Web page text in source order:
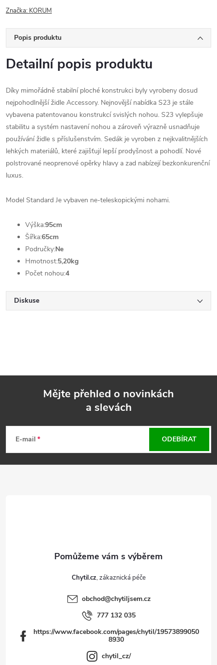
Značka: KORUM
Popis produktu
Detailní popis produktu
Díky mimořádně stabilní ploché konstrukci byly vyrobeny dosud
nejpohodlnější židle Accessory. Nejnovější nabídka S23 je stále
vybavena patentovanou konstrukcí svislých nohou. S23 vylepšuje
stabilitu a systém nastavení nohou a zároveň výrazně usnadňuje
používání židle s příslušenstvím. Sedák je vyroben z nejkvalitnějších
lehkých materiálů, které zajišťují lepší prodyšnost a pohodlí. Nové
polstrované neoprenové opěrky hlavy a zad nabízejí bezkonkurenční
luxus.
Model Standard Je vybaven ne-teleskopickými nohami.
Výška:95cm
Šířka:65cm
Područky:Ne
Hmotnost:5,20kg
Počet nohou:4
Diskuse
p
Mějte přehled o novinkách
a slevách
E-mail ODEBÍRAT
Chytil.cz
obchod@chytiljsem.cz
777 132 035
https://www.facebook.com/pages/chytil/19573899050
8930
chytil_cz/